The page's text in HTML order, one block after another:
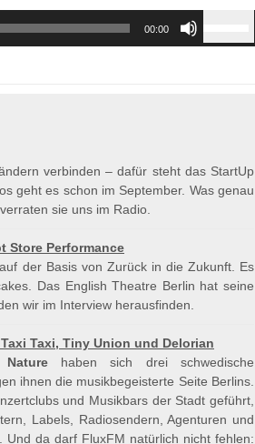
00:00
volume.
verbinden – dafür steht das StartUp
geht es schon im September. Was genau
sie uns im Radio.
Store Performance
der Basis von Zurück in die Zukunft. Es
Das English Theatre Berlin hat seine
wir im Interview herausfinden.
Taxi, Tiny Union und Delorian
haben sich drei schwedische
ihnen die musikbegeisterte Seite Berlins.
und Musikbars der Stadt geführt,
Labels, Radiosendern, Agenturen und
da darf FluxFM natürlich nicht fehlen: